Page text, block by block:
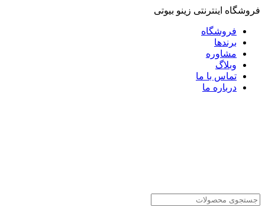
فروشگاه اینترنتی زینو بیوتی
فروشگاه
برندها
مشاوره
وبلاگ
تماس با ما
درباره ما